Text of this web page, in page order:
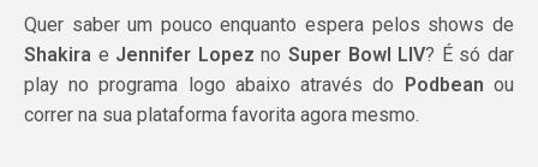
Quer saber um pouco enquanto espera pelos shows de
Shakira e Jennifer Lopez no Super Bowl LIV? É só dar
play no programa logo abaixo através do Podbean ou
correr na sua plataforma favorita agora mesmo.